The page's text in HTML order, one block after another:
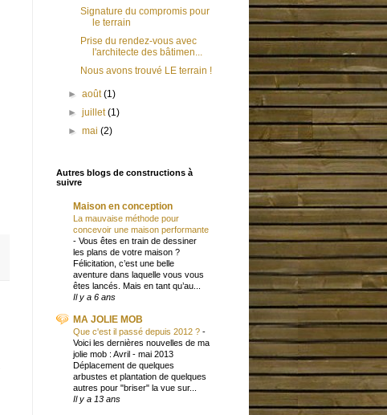
Signature du compromis pour
le terrain
Prise du rendez-vous avec
l'architecte des bâtimen...
Nous avons trouvé LE terrain !
►août(1)
►juillet(1)
►mai(2)
Autres blogs de constructions à
suivre
Maison en conception
La mauvaise méthode pour
concevoir une maison performante
- Vous êtes en train de dessiner
les plans de votre maison ?
Félicitation, c’est une belle
aventure dans laquelle vous vous
êtes lancés. Mais en tant qu’au...
Il y a 6 ans
MA JOLIE MOB
Que c'est il passé depuis 2012 ? -
Voici les dernières nouvelles de ma
jolie mob : Avril - mai 2013
Déplacement de quelques
arbustes et plantation de quelques
autres pour "briser" la vue sur...
Il y a 13 ans